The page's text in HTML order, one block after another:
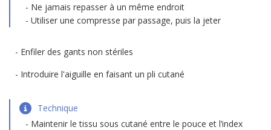
Ne jamais repasser à un même endroit
Utiliser une compresse par passage, puis la jeter
Enfiler des gants non stériles
Introduire l'aiguille en faisant un pli cutané
Technique
Maintenir le tissu sous cutané entre le pouce et l’index